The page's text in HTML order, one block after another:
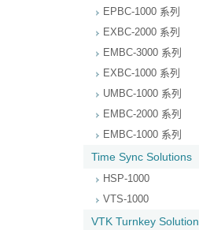
EPBC-1000 系列
EXBC-2000 系列
EMBC-3000 系列
EXBC-1000 系列
UMBC-1000 系列
EMBC-2000 系列
EMBC-1000 系列
Time Sync Solutions
HSP-1000
VTS-1000
VTK Turnkey Solution